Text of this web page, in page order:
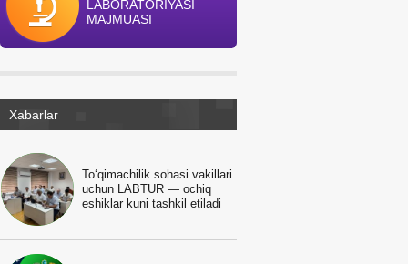
LABORATORIYASI
MAJMUASI
Xabarlar
To‘qimachilik sohasi vakillari
uchun LABTUR — ochiq
eshiklar kuni tashkil etiladi